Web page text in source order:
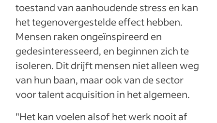
toestand van aanhoudende stress en kan
het tegenovergestelde effect hebben.
Mensen raken ongeïnspireerd en
gedesinteresseerd, en beginnen zich te
isoleren. Dit drijft mensen niet alleen weg
van hun baan, maar ook van de sector
voor talent acquisition in het algemeen.
"Het kan voelen alsof het werk nooit af